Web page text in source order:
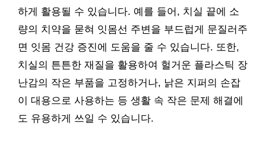
하게 활용될 수 있습니다. 예를 들어, 치실 끝에 소
량의 치약을 묻혀 잇몸선 주변을 부드럽게 문질러주
면 잇몸 건강 증진에 도움을 줄 수 있습니다. 또한,
치실의 튼튼한 재질을 활용하여 헐거운 플라스틱 장
난감의 작은 부품을 고정하거나, 낡은 지퍼의 손잡
이 대용으로 사용하는 등 생활 속 작은 문제 해결에
도 유용하게 쓰일 수 있습니다.